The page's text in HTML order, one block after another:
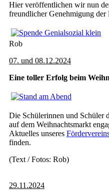
Hier veröffentlichen wir nun
freundlicher Genehmigung der
Rob
07. und 08.12.2024
Eine toller Erfolg beim
Die Schülerinnen und Schüler
auf dem Weihnachtsmarkt
Aktuelles unseres
finden.
(Text / Fotos: Rob)
29.11.2024